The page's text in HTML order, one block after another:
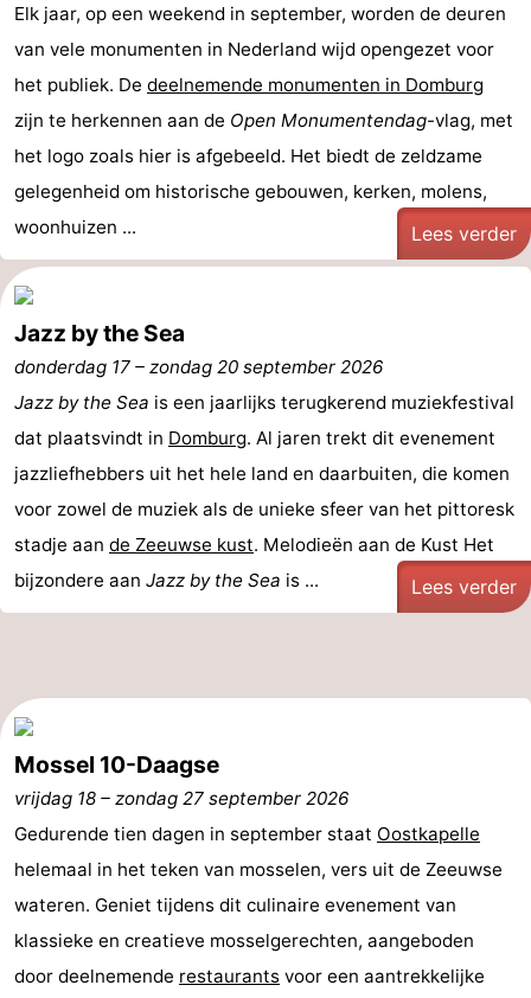
Elk jaar, op een weekend in september, worden de deuren
van vele monumenten in Nederland wijd opengezet voor
het publiek. De deelnemende monumenten in Domburg
zijn te herkennen aan de Open Monumentendag-vlag, met
het logo zoals hier is afgebeeld. Het biedt de zeldzame
gelegenheid om historische gebouwen, kerken, molens,
woonhuizen ...
Lees verder
Jazz by the Sea
donderdag 17 – zondag 20 september 2026
Jazz by the Sea is een jaarlijks terugkerend muziekfestival
dat plaatsvindt in Domburg. Al jaren trekt dit evenement
jazzliefhebbers uit het hele land en daarbuiten, die komen
voor zowel de muziek als de unieke sfeer van het pittoresk
stadje aan de Zeeuwse kust. Melodieën aan de Kust Het
bijzondere aan Jazz by the Sea is ... Lees verder
Mossel 10-Daagse
vrijdag 18 – zondag 27 september 2026
Gedurende tien dagen in september staat Oostkapelle
helemaal in het teken van mosselen, vers uit de Zeeuwse
wateren. Geniet tijdens dit culinaire evenement van
klassieke en creatieve mosselgerechten, aangeboden
door deelnemende restaurants voor een aantrekkelijke